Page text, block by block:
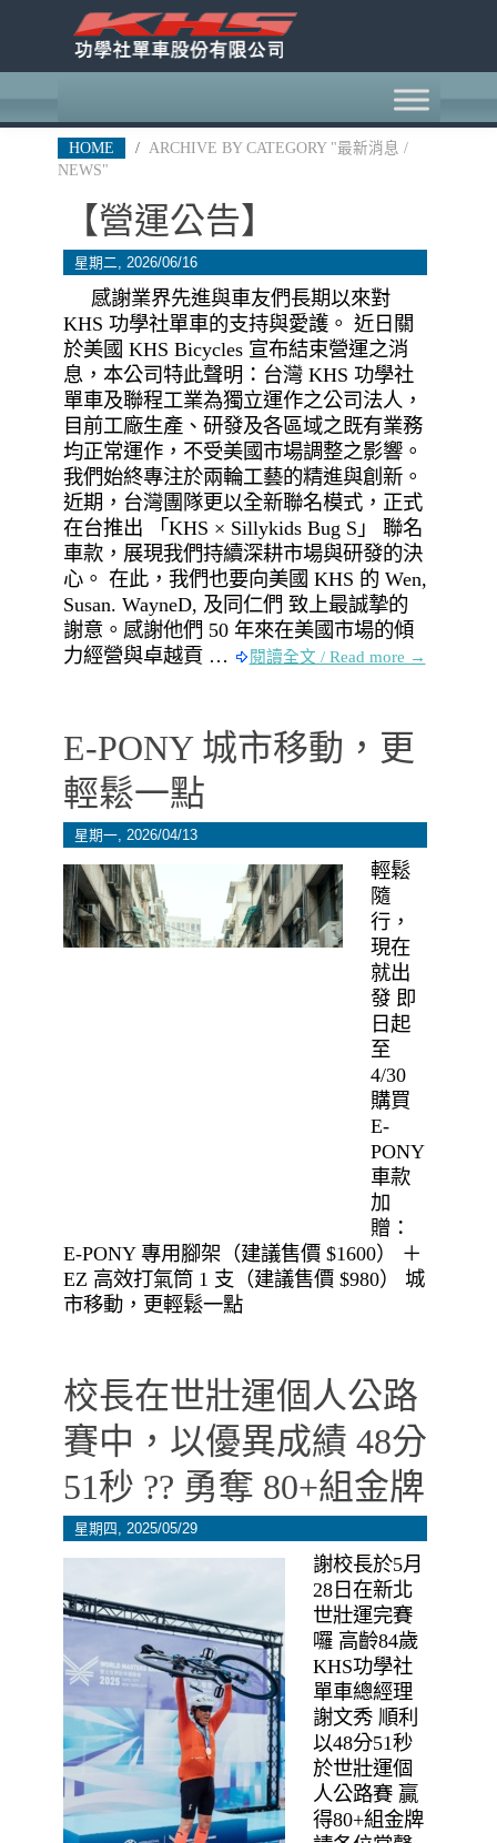
HOME / ARCHIVE BY CATEGORY "最新消息 /
NEWS"
【營運公告】
星期二, 2026/06/16
感謝業界先進與車友們長期以來對
KHS 功學社單車的支持與愛護。 近日關
於美國 KHS Bicycles 宣布結束營運之消
息，本公司特此聲明：台灣 KHS 功學社
單車及聯程工業為獨立運作之公司法人，
目前工廠生產、研發及各區域之既有業務
均正常運作，不受美國市場調整之影響。
​我們始終專注於兩輪工藝的精進與創新。
近期，台灣團隊更以全新聯名模式，正式
在台推出 「KHS × Sillykids Bug S」 聯名
車款，展現我們持續深耕市場與研發的決
心。 在此，我們也要向美國 KHS 的 Wen,
Susan. WayneD, 及同仁們 致上最誠摯的
謝意。感謝他們 50 年來在美國市場的傾
力經營與卓越貢 …
閱讀全文 / Read more →
E-PONY 城市移動，更
輕鬆一點
星期一, 2026/04/13
輕鬆
隨
行，
現在
就出
發 即
日起
至
4/30
購買
E-
PONY
車款
加
贈：
E-PONY 專用腳架（建議售價 $1600） ＋
EZ 高效打氣筒 1 支（建議售價 $980） 城
市移動，更輕鬆一點
校長在世壯運個人公路
賽中，以優異成績 48分
51秒 ?? 勇奪 80+組金牌
星期四, 2025/05/29
謝校長於5月
28日在新北
世壯運完賽
囉 高齡84歲
KHS功學社
單車總經理
謝文秀 順利
以48分51秒
於世壯運個
人公路賽 贏
得80+組金牌